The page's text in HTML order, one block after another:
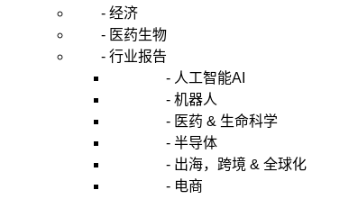
- 经济
- 医药生物
- 行业报告
- 人工智能AI
- 机器人
- 医药 & 生命科学
- 半导体
- 出海，跨境 & 全球化
- 电商